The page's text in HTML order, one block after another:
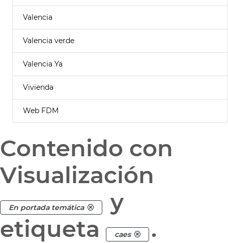
Valencia
Valencia verde
Valencia Ya
Vivienda
Web FDM
Contenido con
Visualización
En portada temática
y
etiqueta
caes .